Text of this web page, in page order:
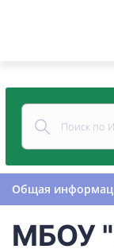
Общая
Финансовая
МБОУ